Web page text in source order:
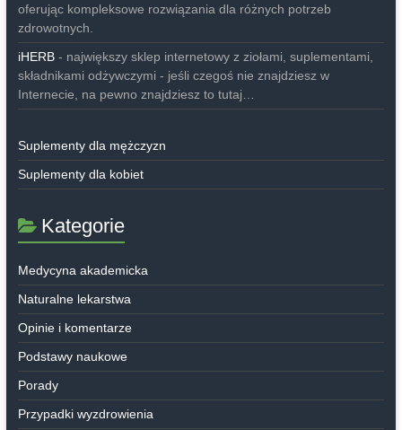
oferując kompleksowe rozwiązania dla różnych potrzeb
zdrowotnych.
iHERB- największy sklep internetowy z ziołami, suplementami,
składnikami odżywczymi - jeśli czegoś nie znajdziesz w
Internecie, na pewno znajdziesz to tutaj…
Suplementy dla mężczyzn
Suplementy dla kobiet
Kategorie
Medycyna akademicka
Naturalne lekarstwa
Opinie i komentarze
Podstawy naukowe
Porady
Przypadki wyzdrowienia